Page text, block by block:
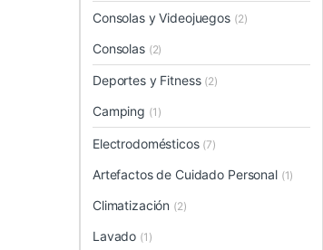
Consolas y Videojuegos (2)
Consolas (2)
Deportes y Fitness (2)
Camping (1)
Electrodomésticos (7)
Artefactos de Cuidado Personal (1)
Climatización (2)
Lavado (1)